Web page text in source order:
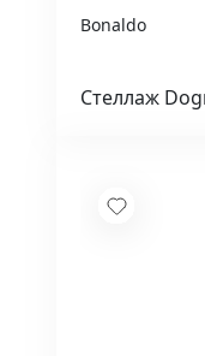
Bonaldo
Стеллаж